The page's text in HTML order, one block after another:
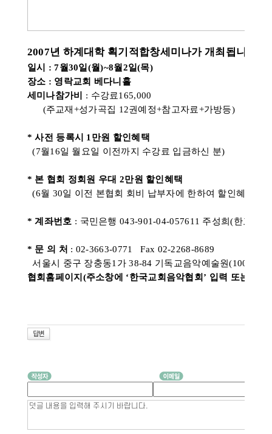
2007년 하계대학 획기적합창세미나가 개최됩니다.
일시 : 7월30일(월)~8월2일(목)
장소 : 영락교회 베다니홀
세미나참가비
: 수강료165,000
(주교재+성가곡집 12권예정+참고자료+가방등)
* 사전 등록시 1만원 할인혜택
(7월16일 월요일 이전까지 수강료 입금하신 분)
* 본 협회 정회원 우대 2만원 할인혜택
(6월 30일 이전 본협회 회비 납부자에 한하여 할인혜택)
* 계좌번호 : 국민은행 043-901-04-057611 주성희(한교음
* 문 의 처 : 02-3663-0771 Fax 02-2268-8689
서울시 중구 장충동1가 38-84 기독교음악예술원(100-391)
협회홈페이지(주소창에 ‘한국교회음악협회’ 입력 또는